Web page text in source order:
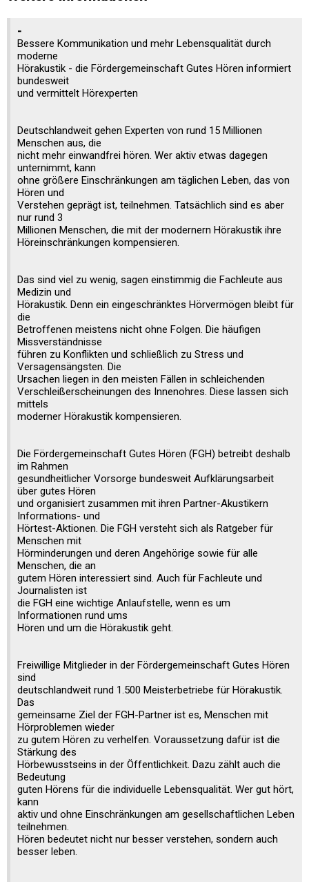
-
Bessere Kommunikation und mehr Lebensqualität durch
moderne
Hörakustik - die Fördergemeinschaft Gutes Hören informiert
bundesweit
und vermittelt Hörexperten
Deutschlandweit gehen Experten von rund 15 Millionen
Menschen aus, die
nicht mehr einwandfrei hören. Wer aktiv etwas dagegen
unternimmt, kann
ohne größere Einschränkungen am täglichen Leben, das von
Hören und
Verstehen geprägt ist, teilnehmen. Tatsächlich sind es aber
nur rund 3
Millionen Menschen, die mit der modernern Hörakustik ihre
Höreinschränkungen kompensieren.
Das sind viel zu wenig, sagen einstimmig die Fachleute aus
Medizin und
Hörakustik. Denn ein eingeschränktes Hörvermögen bleibt für
die
Betroffenen meistens nicht ohne Folgen. Die häufigen
Missverständnisse
führen zu Konflikten und schließlich zu Stress und
Versagensängsten. Die
Ursachen liegen in den meisten Fällen in schleichenden
Verschleißerscheinungen des Innenohres. Diese lassen sich
mittels
moderner Hörakustik kompensieren.
Die Fördergemeinschaft Gutes Hören (FGH) betreibt deshalb
im Rahmen
gesundheitlicher Vorsorge bundesweit Aufklärungsarbeit
über gutes Hören
und organisiert zusammen mit ihren Partner-Akustikern
Informations- und
Hörtest-Aktionen. Die FGH versteht sich als Ratgeber für
Menschen mit
Hörminderungen und deren Angehörige sowie für alle
Menschen, die an
gutem Hören interessiert sind. Auch für Fachleute und
Journalisten ist
die FGH eine wichtige Anlaufstelle, wenn es um
Informationen rund ums
Hören und um die Hörakustik geht.
Freiwillige Mitglieder in der Fördergemeinschaft Gutes Hören
sind
deutschlandweit rund 1.500 Meisterbetriebe für Hörakustik.
Das
gemeinsame Ziel der FGH-Partner ist es, Menschen mit
Hörproblemen wieder
zu gutem Hören zu verhelfen. Voraussetzung dafür ist die
Stärkung des
Hörbewusstseins in der Öffentlichkeit. Dazu zählt auch die
Bedeutung
guten Hörens für die individuelle Lebensqualität. Wer gut hört,
kann
aktiv und ohne Einschränkungen am gesellschaftlichen Leben
teilnehmen.
Hören bedeutet nicht nur besser verstehen, sondern auch
besser leben.